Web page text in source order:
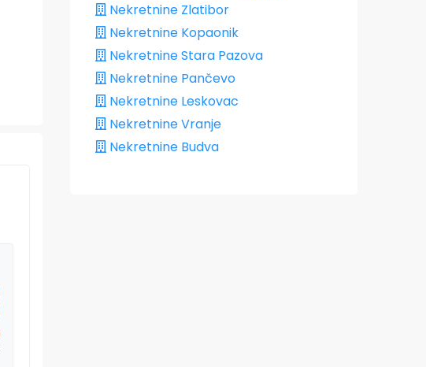
Nekretnine Zlatibor
Nekretnine Kopaonik
Nekretnine Stara Pazova
Nekretnine Pančevo
Nekretnine Leskovac
Nekretnine Vranje
Nekretnine Budva